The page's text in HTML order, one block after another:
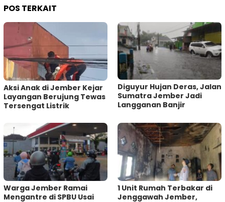
POS TERKAIT
Aksi Anak di Jember Kejar
Layangan Berujung Tewas
Tersengat Listrik
Diguyur Hujan Deras, Jalan
Sumatra Jember Jadi
Langganan Banjir
Warga Jember Ramai
Mengantre di SPBU Usai
1 Unit Rumah Terbakar di
Jenggawah Jember,